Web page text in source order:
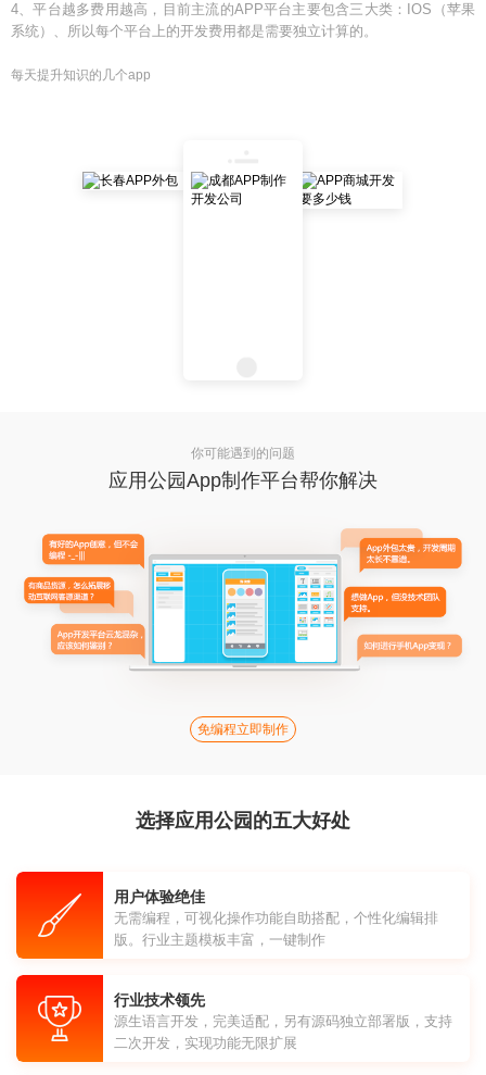
4、平台越多费用越高，目前主流的APP平台主要包含三大类：IOS（苹果
系统）、所以每个平台上的开发费用都是需要独立计算的。
每天提升知识的几个app
你可能遇到的问题
应用公园App制作平台帮你解决
免编程立即制作
选择应用公园的五大好处
用户体验绝佳
无需编程，可视化操作功能自助搭配，个性化编辑排
版。行业主题模板丰富，一键制作
行业技术领先
源生语言开发，完美适配，另有源码独立部署版，支持
二次开发，实现功能无限扩展